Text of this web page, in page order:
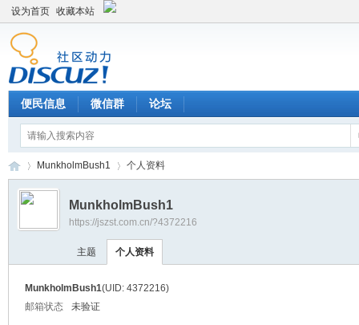
设为首页 收藏本站
便民信息 微信群 论坛
›
MunkholmBush1 个人资料
MunkholmBush1
https://jszst.com.cn/?4372216
主题 个人资料
MunkholmBush1(UID: 4372216)
邮箱状态
未验证